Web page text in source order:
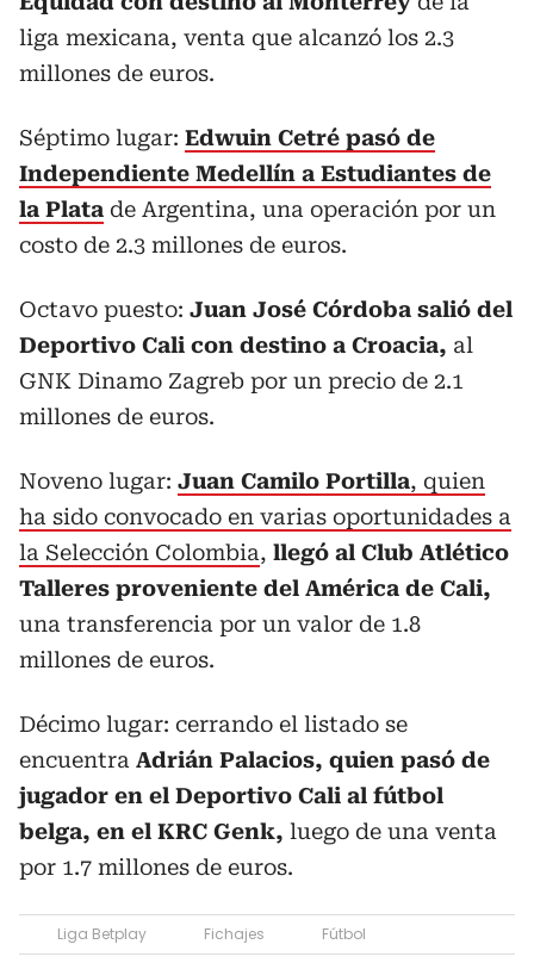
liga mexicana, venta que alcanzó los 2.3
millones de euros.
Séptimo lugar: Edwuin Cetré pasó de
Independiente Medellín a Estudiantes de
la Plata de Argentina, una operación por un
costo de 2.3 millones de euros.
Octavo puesto: Juan José Córdoba salió del
Deportivo Cali con destino a Croacia, al
GNK Dinamo Zagreb por un precio de 2.1
millones de euros.
Noveno lugar: Juan Camilo Portilla, quien
ha sido convocado en varias oportunidades a
la Selección Colombia, llegó al Club Atlético
Talleres proveniente del América de Cali,
una transferencia por un valor de 1.8
millones de euros.
Décimo lugar: cerrando el listado se
encuentra Adrián Palacios, quien pasó de
jugador en el Deportivo Cali al fútbol
belga, en el KRC Genk, luego de una venta
por 1.7 millones de euros.
Liga Betplay Fichajes Fútbol